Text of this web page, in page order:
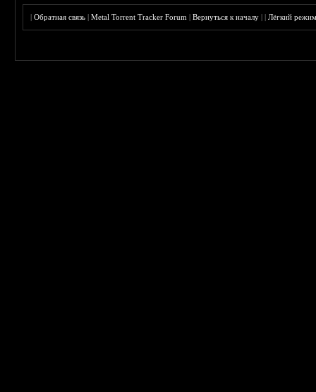
|Обратная связь |Metal Torrent Tracker Forum |Вернуться к началу ||Лёгкий